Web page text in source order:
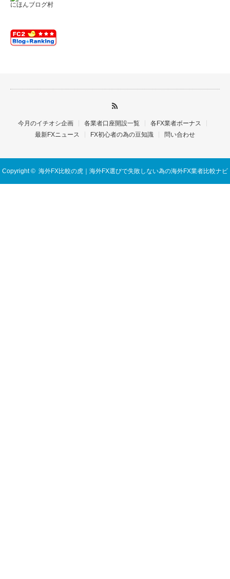
にほんブログ村
今月のイチオシ企画 各業者口座開設一覧
各FX業者ボーナス
最新FXニュース
FX初心者の為の豆知識 問い合わせ
Copyright © 海外FX比較の虎｜海外FX選びで失敗しない為の海外FX業者比較ナビ